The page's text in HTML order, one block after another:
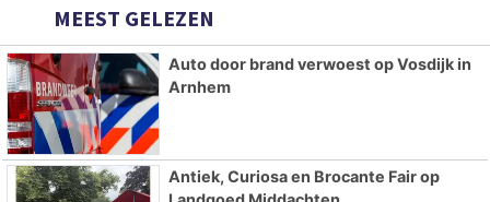
MEEST GELEZEN
Auto door brand verwoest op Vosdijk in
Arnhem
Antiek, Curiosa en Brocante Fair op